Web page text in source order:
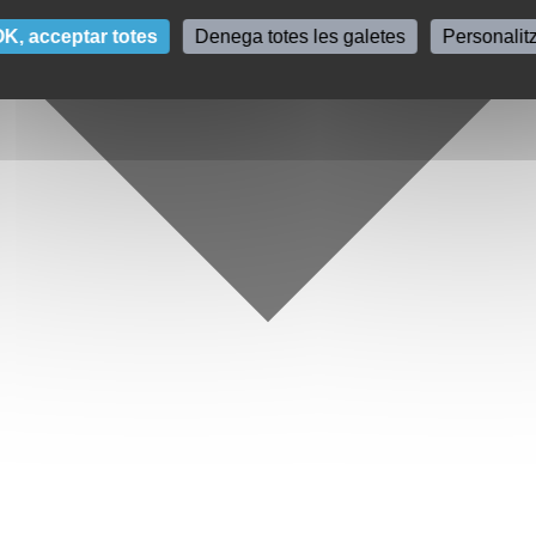
acceptar totes Denega totes les galetes